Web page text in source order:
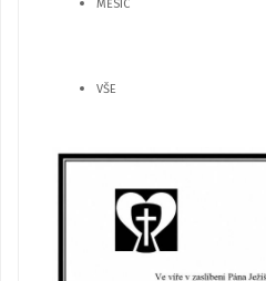
MĚSÍC
VŠE